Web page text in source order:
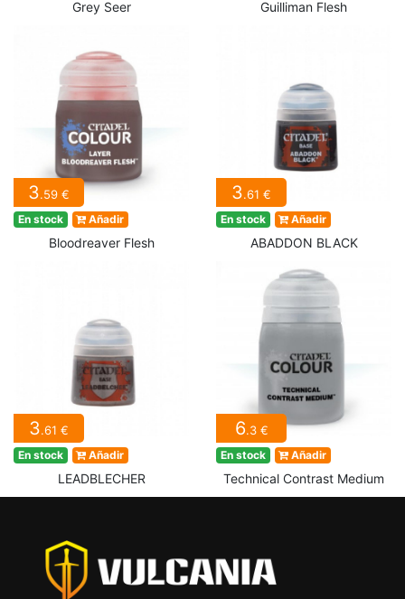
Grey Seer Guilliman Flesh
3.59 €
En stock Añadir
Bloodreaver Flesh
3.61 €
En stock Añadir
ABADDON BLACK
3.61 €
En stock Añadir
LEADBLECHER
6.3 €
En stock Añadir
Technical Contrast Medium